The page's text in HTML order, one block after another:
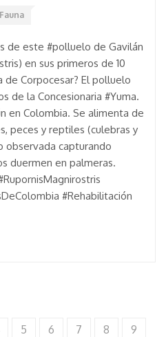
Fauna
de este #polluelo de Gavilán
en sus primeros de 10
de Corpocesar? El polluelo
de la Concesionaria #Yuma.
en Colombia. Se alimenta de
peces y reptiles (culebras y
observada capturando
duermen en palmeras.
#Rehabilitación
5 6 7 8
9